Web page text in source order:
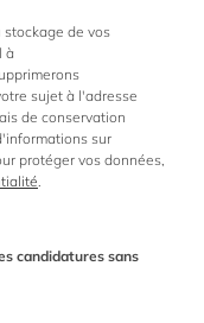
stockage de vos
à
sujet à l'adresse
de conservation
sur
protéger vos données,
.
candidatures sans